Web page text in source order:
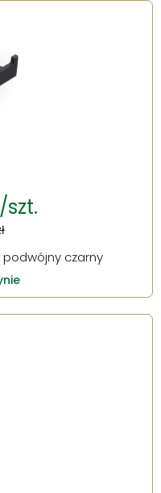
szt.
podwójny czarny